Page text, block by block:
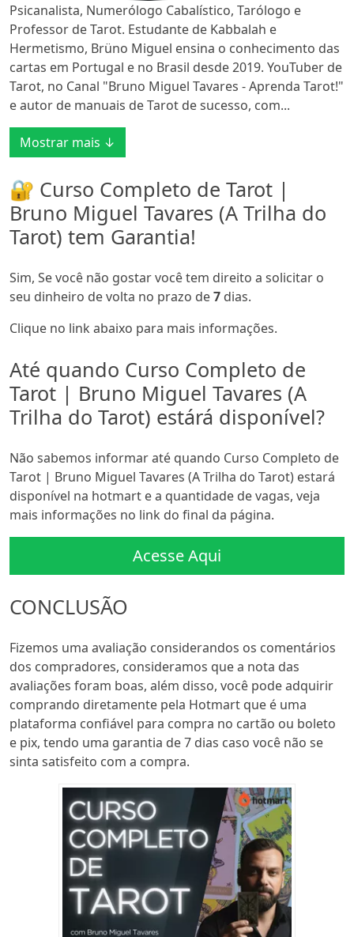
Psicanalista, Numerólogo Cabalístico, Tarólogo e
Professor de Tarot. Estudante de Kabbalah e
Hermetismo, Brüno Miguel ensina o conhecimento das
cartas em Portugal e no Brasil desde 2019. YouTuber de
Tarot, no Canal "Bruno Miguel Tavares - Aprenda Tarot!"
e autor de manuais de Tarot de sucesso, com...
Mostrar mais ↓
🔐 Curso Completo de Tarot |
Bruno Miguel Tavares (A Trilha do
Tarot) tem Garantia!
Sim, Se você não gostar você tem direito a solicitar o
seu dinheiro de volta no prazo de7 dias.
Clique no link abaixo para mais informações.
Até quando Curso Completo de
Tarot | Bruno Miguel Tavares (A
Trilha do Tarot) estárá disponível?
Não sabemos informar até quando Curso Completo de
Tarot | Bruno Miguel Tavares (A Trilha do Tarot) estará
disponível na hotmart e a quantidade de vagas, veja
mais informações no link do final da página.
Acesse Aqui
CONCLUSÃO
Fizemos uma avaliação considerandos os comentários
dos compradores, consideramos que a nota das
avaliações foram boas, além disso, você pode adquirir
comprando diretamente pela Hotmart que é uma
plataforma confiável para compra no cartão ou boleto
e pix, tendo uma garantia de 7 dias caso você não se
sinta satisfeito com a compra.